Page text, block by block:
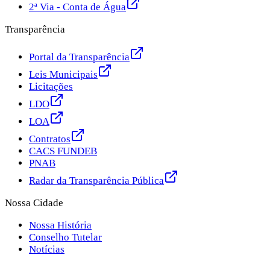
2ª Via - Conta de Água
Transparência
Portal da Transparência
Leis Municipais
Licitações
LDO
LOA
Contratos
CACS FUNDEB
PNAB
Radar da Transparência Pública
Nossa Cidade
Nossa História
Conselho Tutelar
Notícias